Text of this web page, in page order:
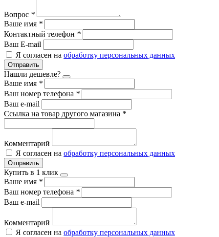
Вопрос *
Ваше имя *
Контактный телефон *
Ваш E-mail
Я согласен на обработку персональных данных
Отправить
Нашли дешевле?
Ваше имя *
Ваш номер телефона *
Ваш e-mail
Ссылка на товар другого магазина *
Комментарий
Я согласен на обработку персональных данных
Отправить
Купить в 1 клик
Ваше имя *
Ваш номер телефона *
Ваш e-mail
Комментарий
Я согласен на обработку персональных данных